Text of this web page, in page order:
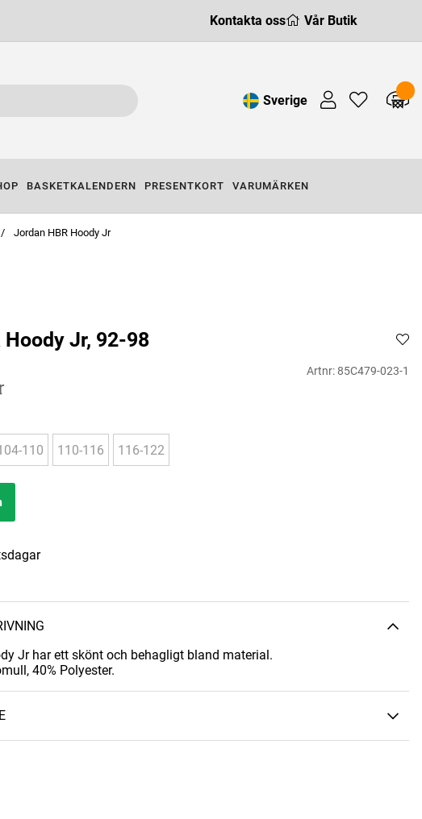
Kontakta oss Vår Butik
Sverige
BASKETKALENDERN PRESENTKORT VARUMÄRKEN
Jordan HBR Hoody Jr
Hoody Jr, 92-98
Artnr:85C479-023-1
110 110-116 116-122
Jr har ett skönt och behagligt bland material.
40% Polyester.